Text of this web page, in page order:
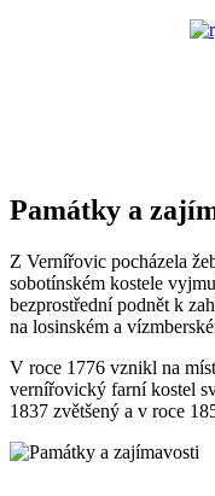
Památky a
Z Vernířovic pocházela
sobotínském kostele
bezprostřední podnět k
na losinském a
V roce 1776 vznikl na
vernířovický farní kostel
1837 zvětšený a v roce